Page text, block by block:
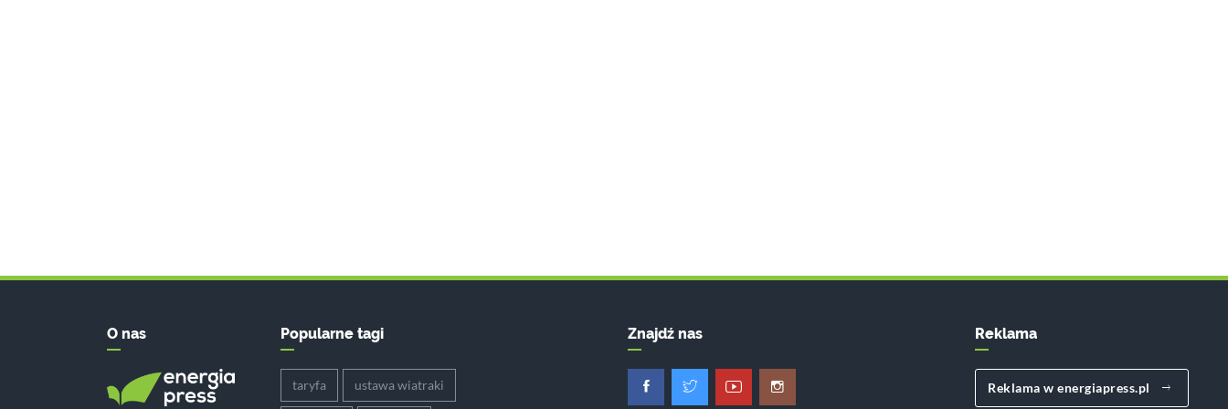
O nas Popularne tagi
taryfa ustawa wiatraki
Znajdź nas Reklama
Reklama w energiapress.pl